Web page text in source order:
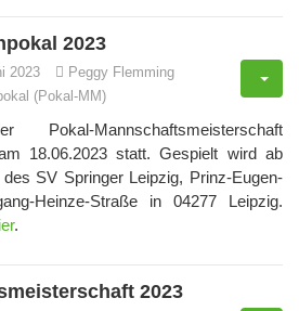
2023
2023
Peggy Flemming
(Pokal-MM)
Mannschaftsmeisterschaft
18.06.2023 statt. Gespielt wird ab
SV Springer Leipzig, Prinz-Eugen-
-Heinze-Straße in 04277 Leipzig.
.
2023